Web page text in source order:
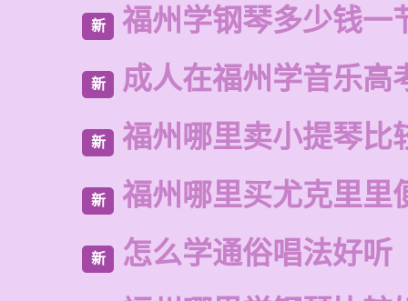
新 福州学钢琴多少钱一
新 成人在福州学音乐高
新 福州哪里卖小提琴比
新 福州哪里买尤克里里
新
怎么学通俗唱法好听